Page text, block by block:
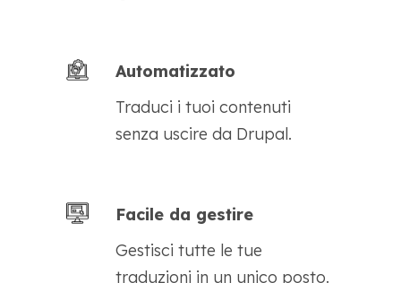
Automatizzato
Traduci i tuoi contenuti
senza uscire da Drupal.
Facile da gestire
Gestisci tutte le tue
traduzioni in un unico posto.